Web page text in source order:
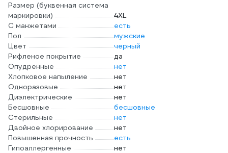
Размер (буквенная система
маркировки)
4XL
С манжетами
есть
Пол
мужские
Цвет
черный
Рифленое покрытие
да
Опудренные
нет
Хлопковое напыление
нет
Одноразовые
нет
Диэлектрические
нет
Бесшовные
бесшовные
Стерильные
нет
Двойное хлорирование
нет
Повышенная прочность
есть
Гипоаллергенные
нет